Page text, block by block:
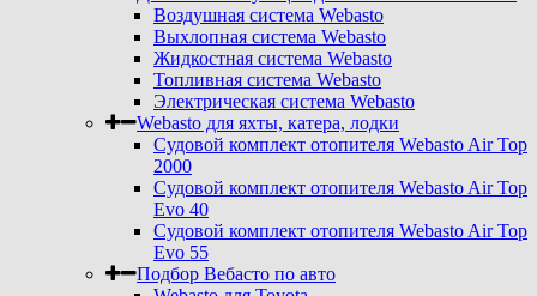
Воздушная система Webasto
Выхлопная система Webasto
Жидкостная система Webasto
Топливная система Webasto
Электрическая система Webasto
Webasto для яхты, катера, лодки
Судовой комплект отопителя Webasto Air Top
2000
Судовой комплект отопителя Webasto Air Top
Evo 40
Судовой комплект отопителя Webasto Air Top
Evo 55
Подбор Вебасто по авто